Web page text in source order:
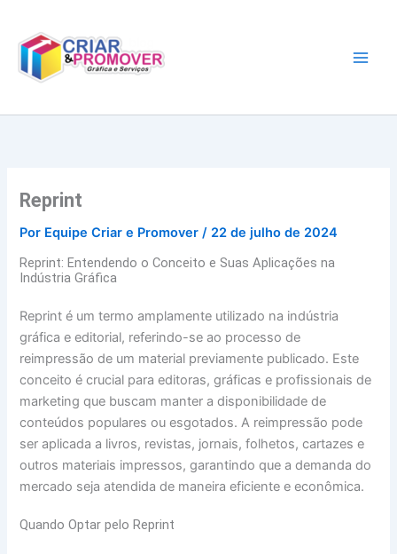
conteúdo
Reprint
Por Equipe Criar e Promover/ 22 de julho de 2024
Reprint: Entendendo o Conceito e Suas Aplicações na
Indústria Gráfica
Reprint é um termo amplamente utilizado na indústria
gráfica e editorial, referindo-se ao processo de
reimpressão de um material previamente publicado. Este
conceito é crucial para editoras, gráficas e profissionais de
marketing que buscam manter a disponibilidade de
conteúdos populares ou esgotados. A reimpressão pode
ser aplicada a livros, revistas, jornais, folhetos, cartazes e
outros materiais impressos, garantindo que a demanda do
mercado seja atendida de maneira eficiente e econômica.
Quando Optar pelo Reprint